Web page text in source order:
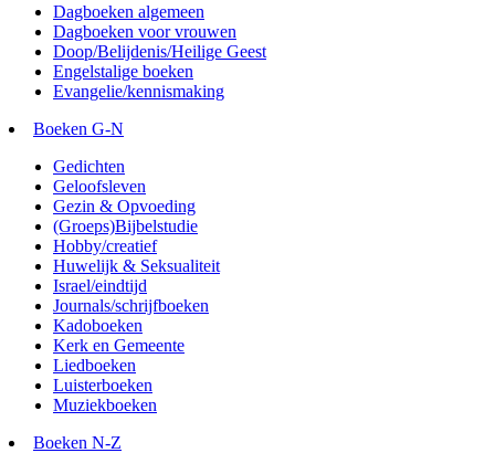
Dagboeken algemeen
Dagboeken voor vrouwen
Doop/Belijdenis/Heilige Geest
Engelstalige boeken
Evangelie/kennismaking
Boeken G-N
Gedichten
Geloofsleven
Gezin & Opvoeding
(Groeps)Bijbelstudie
Hobby/creatief
Huwelijk & Seksualiteit
Israel/eindtijd
Journals/schrijfboeken
Kadoboeken
Kerk en Gemeente
Liedboeken
Luisterboeken
Muziekboeken
Boeken N-Z